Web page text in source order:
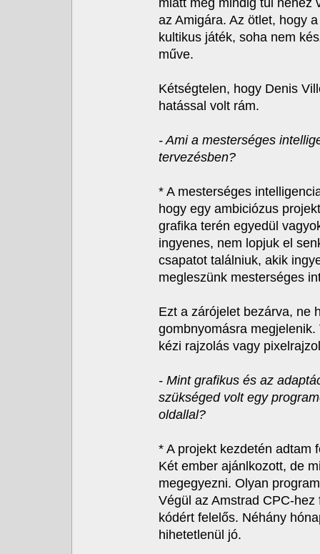
miatt még mindig túl nehéz
az Amigára. Az ötlet, hogy
kultikus játék, soha nem
műve.
Kétségtelen, hogy Denis
hatással volt rám.
- Ami a mesterséges
tervezésben?
* A mesterséges
hogy egy ambiciózus
grafika terén egyedül
ingyenes, nem lopjuk el
csapatot találniuk, akik
megleszünk mesterséges
Ezt a zárójelet bezárva, ne
gombnyomásra
kézi rajzolás vagy
- Mint grafikus és az
szükséged volt egy
oldallal?
* A projekt kezdetén adtam
Két ember ajánlkozott, de
megegyezni. Olyan
Végül az Amstrad CPC-
kódért felelős. Néhány
hihetetlenül jó.